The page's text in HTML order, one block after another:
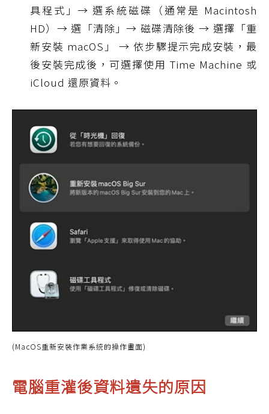
具程式」→ 選系統磁碟（通常是 Macintosh
HD）→ 選「清除」→ 磁碟清除後 → 選擇「重
新安裝 macOS」 → 依步驟提示完成安裝，最
後安裝完成後，可選擇使用 Time Machine 或
iCloud 還原資料。
(MacOS重新安裝作業系統的操作畫面)
電腦重灌後資料遺失的原因